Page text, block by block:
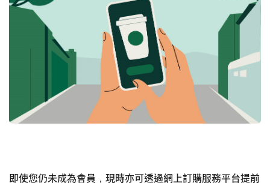
即使您仍未成為會員，現時亦可透過網上訂購服務平台提前